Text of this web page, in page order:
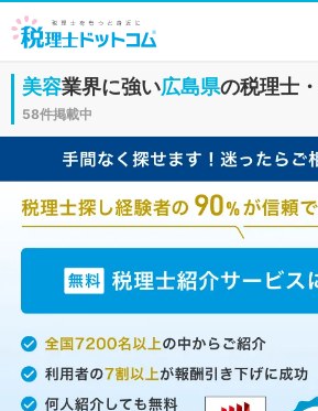
美容業界に強い広島県の税理士
58件掲載中